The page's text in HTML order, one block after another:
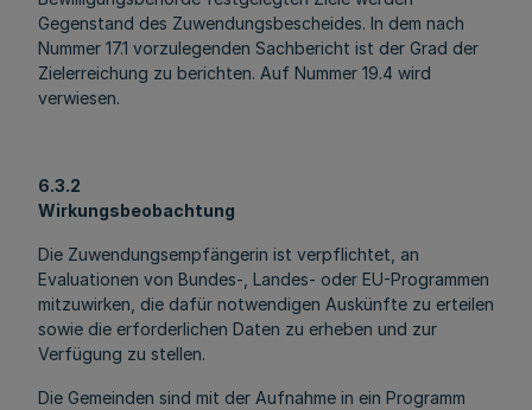
Gegenstand des Zuwendungsbescheides. In dem nach
Nummer 17.1 vorzulegenden Sachbericht ist der Grad der
Zielerreichung zu berichten. Auf Nummer 19.4 wird
verwiesen.
6.3.2
Wirkungsbeobachtung
Die Zuwendungsempfängerin ist verpflichtet, an
Evaluationen von Bundes-, Landes- oder EU-Programmen
mitzuwirken, die dafür notwendigen Auskünfte zu erteilen
sowie die erforderlichen Daten zu erheben und zur
Verfügung zu stellen.
Die Gemeinden sind mit der Aufnahme in ein Programm